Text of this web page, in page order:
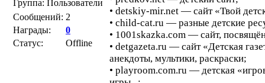
Группа: Пользователи
Сообщений: 2
Награды:
0
Статус:
Offline
• detskiy-mir.net — сайт «Твой
• child-cat.ru — разные детские
• 1001skazka.com — сайт,
• detgazeta.ru — сайт «Детская
анекдоты, мультики, раскраски;
• playroom.com.ru — детская